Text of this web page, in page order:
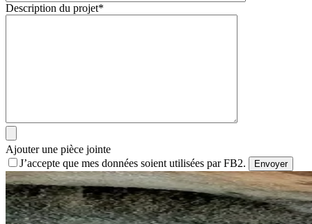
Description du projet*
Ajouter une pièce jointe
J’accepte que mes données soient utilisées par FB2.